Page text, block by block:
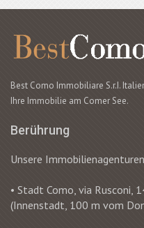
Best Como Immobiliare S.r.I.
Ihre Immobilie am Comer See.
Berührung
Unsere
• Stadt Como, via Rusconi,
(Innenstadt, 100 m vom